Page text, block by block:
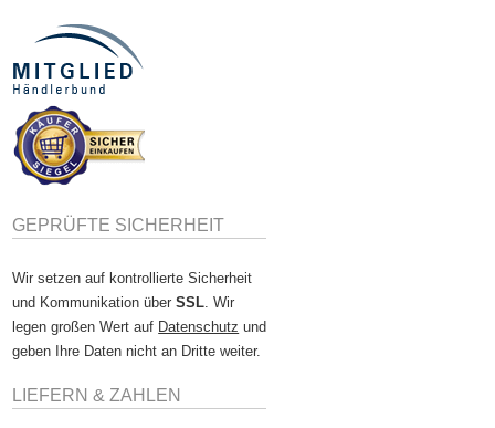
GEPRÜFTE SICHERHEIT
Wir setzen auf kontrollierte Sicherheit
und Kommunikation überSSL . Wir
legen großen Wert auf Datenschutz und
geben Ihre Daten nicht an Dritte weiter.
LIEFERN & ZAHLEN